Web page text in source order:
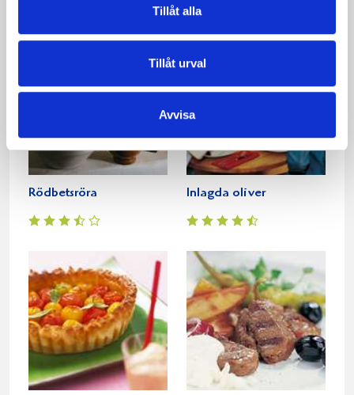
Tillåt alla
Tillåt urval
Avvisa
Rödbetsröra Inlagda oliver